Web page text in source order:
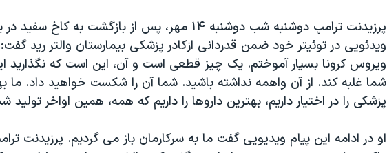
پرزيدنت ترامپ دوشنبه شب دوشنبه ۱۴ مهر، پس از بازگشت به كاخ
ویدئویی در توئیتر خود ضمن قدردانى ازكادر پزشكى بيمارستان والتر ريد
ویروس کرونا بسیار آموختم. یک چیز قطعی است و آن، اين است که نگذارید
شما غلبه کند. از آن واهمه نداشته باشيد. شما آن را شکست خواهيد داد. ما
پزشکی را در اختيار داریم، بهترین داروها را داریم که همه، همین اواخر تولید
او در ادامه اين پيام ويديويى گفت ما به سركارمان باز مى گرديم. پرزيدنت